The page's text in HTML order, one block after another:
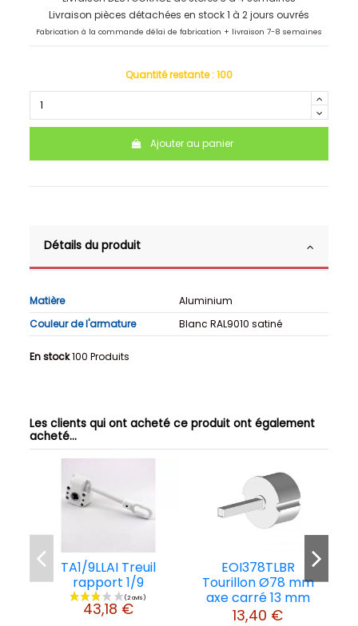
Livraison pièces détachées en stock 1 à 2 jours ouvrés
Fabrication à la commande délai de fabrication + livraison 7-8 semaines
Quantité restante :100
Ajouter au panier
Détails du produit
Matière
Aluminium
Couleur de l'armature
Blanc RAL9010 satiné
En stock100 Produits
Les clients qui ont acheté ce produit ont également
acheté...
TA1/9LLAI Treuil
rapport 1/9
43,18 €
EOI378TLBR
Tourillon Ø78 mm
axe carré 13 mm
13,40 €